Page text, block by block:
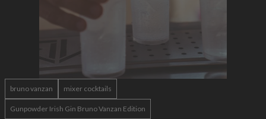
bruno vanzan mixer cocktails
Gunpowder Irish Gin Bruno Vanzan Edition